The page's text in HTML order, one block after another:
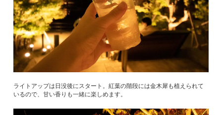
ライトアップは日没後にスタート。紅葉の階段には金木犀も植えられて
いるので、甘い香りも一緒に楽しめます。